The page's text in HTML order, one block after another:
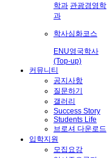
학과 관광경영학
과
학사심화코스
ENU영국학사
(Top-up)
커뮤니티
공지사항
질문하기
갤러리
Success Story
Students Life
브로셔 다운로드
입학지원
모집요강